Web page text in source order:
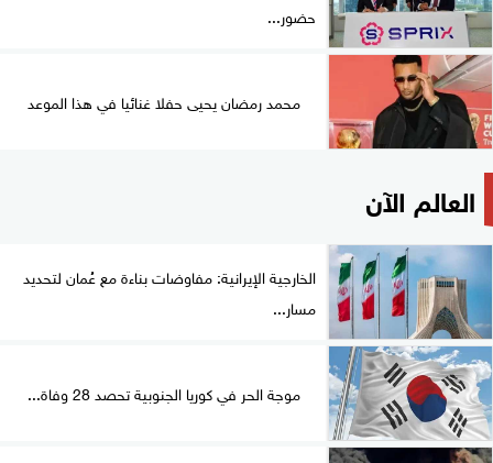
حضور...
محمد رمضان يحيى حفلا غنائيا في هذا الموعد
العالم الآن
الخارجية الإيرانية: مفاوضات بناءة مع عُمان لتحديد
مسار...
موجة الحر في كوريا الجنوبية تحصد 28 وفاة...